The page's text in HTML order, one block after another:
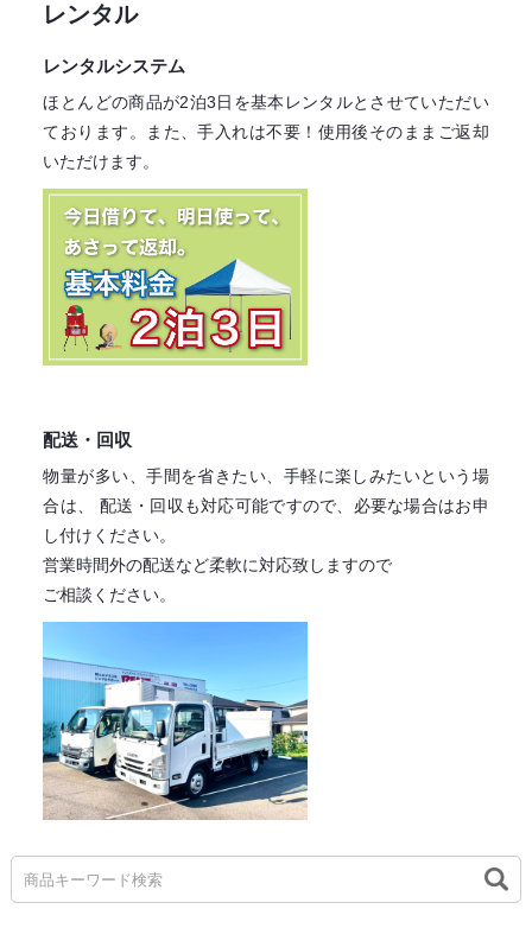
レンタル
レンタルシステム
ほとんどの商品が2泊3日を基本レンタルとさせていただい
ております。
また、手入れは不要！ 使用後そのままご返却
いただけます。
配送・回収
物量が多い、手間を省きたい、手軽に楽しみたいという場
合は、
配送・回収も対応可能ですので、必要な場合はお申
し付けください。
営業時間外の配送など柔軟に対応致しますので
ご相談ください。